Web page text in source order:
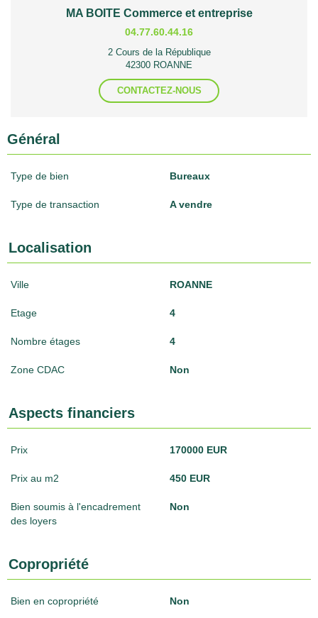
MA BOITE Commerce et entreprise
04.77.60.44.16
2 Cours de la République
42300 ROANNE
CONTACTEZ-NOUS
Général
Type de bien Bureaux
Type de transaction A vendre
Localisation
Ville ROANNE
Etage 4
Nombre étages 4
Zone CDAC Non
Aspects financiers
Prix 170000 EUR
Prix au m2 450 EUR
Bien soumis à l'encadrement
des loyers
Non
Copropriété
Bien en copropriété Non